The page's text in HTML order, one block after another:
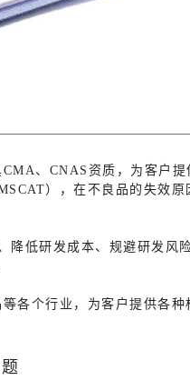
、CNAS资质，为客户提
），在不良品的失效原
降低研发成本、规避研发风
各个行业，为客户提供各种